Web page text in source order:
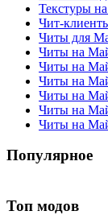
Текстуры
Чит-
Читы для
Читы на
Читы на
Читы на
Читы на
Читы на
Читы на
Популярное
Топ модов